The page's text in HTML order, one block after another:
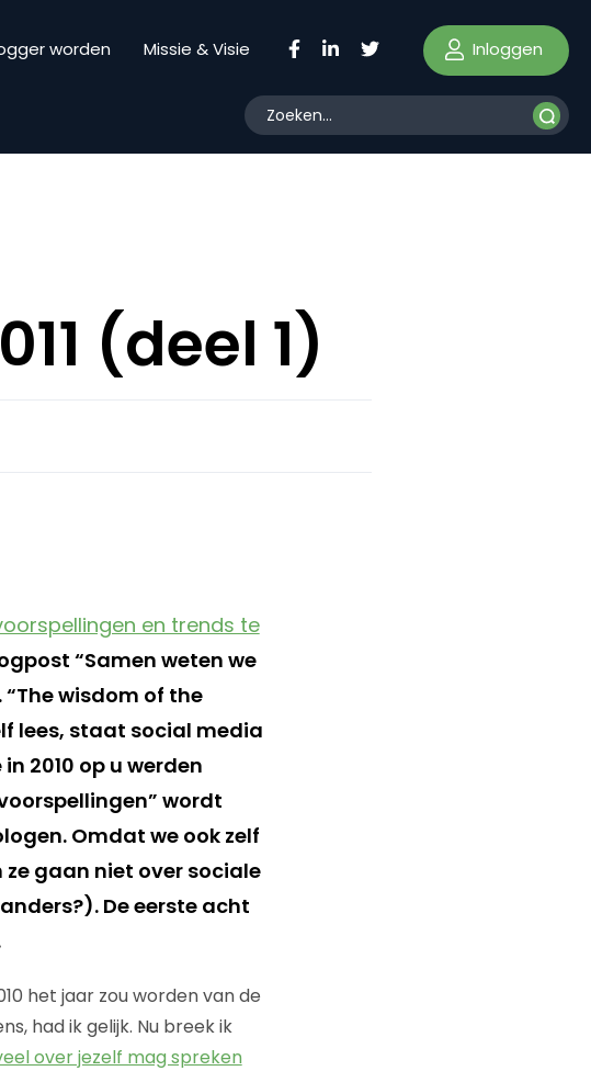
worden Missie & Visie Inloggen
(deel 1)
en trends te
“Samen weten we
wisdom of the
lees, staat social media
2010 op u werden
wordt
Omdat we ook zelf
gaan niet over sociale
De eerste acht
het jaar zou worden van de
had ik gelijk. Nu breek ik
over jezelf mag spreken